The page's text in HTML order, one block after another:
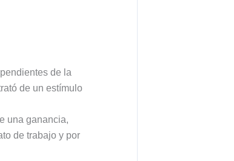
de la
de un estímulo
una ganancia,
de trabajo y por